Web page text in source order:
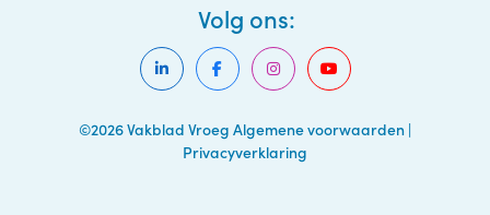
©2026 Vakblad Vroeg Algemene voorwaarden |
Privacyverklaring
Volg ons: